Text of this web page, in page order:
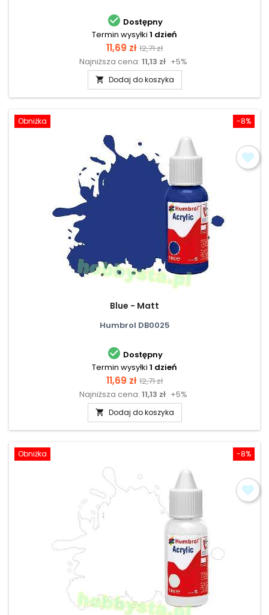
 Dostępny
Termin wysyłki 1 dzień
Cena
11,69 zł Cena
podstawowa
12,71 zł
Najniższa cena: 11,13 zł +5%
 Dodaj do koszyka
-8%
Obniżka
Blue - Matt
Humbrol DB0025
 Dostępny
Termin wysyłki 1 dzień
Cena
11,69 zł Cena
podstawowa
12,71 zł
Najniższa cena: 11,13 zł +5%
 Dodaj do koszyka
-8%
Obniżka